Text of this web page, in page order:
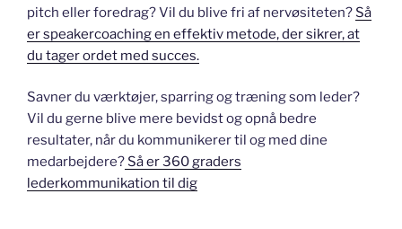
pitch eller foredrag? Vil du blive fri af nervøsiteten? Så
er speakercoaching en effektiv metode, der sikrer, at
du tager ordet med succes.
Savner du værktøjer, sparring og træning som leder?
Vil du gerne blive mere bevidst og opnå bedre
resultater, når du kommunikerer til og med dine
medarbejdere? Så er 360 graders
lederkommunikation til dig